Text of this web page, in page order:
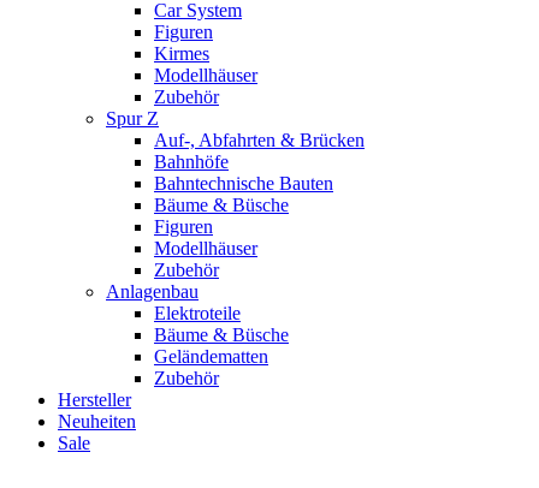
Car System
Figuren
Kirmes
Modellhäuser
Zubehör
Spur Z
Auf-, Abfahrten & Brücken
Bahnhöfe
Bahntechnische Bauten
Bäume & Büsche
Figuren
Modellhäuser
Zubehör
Anlagenbau
Elektroteile
Bäume & Büsche
Geländematten
Zubehör
Hersteller
Neuheiten
Sale